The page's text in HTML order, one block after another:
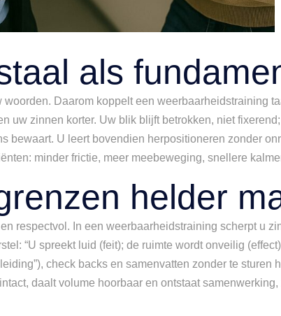
als
woorden. Daarom koppelt een weerbaarheidstraining
uw zinnen korter. Uw blik blijft betrokken, niet
bewaart. U leert bovendien herpositioneren zonder
minder frictie, meer meebeweging, snellere
helder
respectvol. In een weerbaarheidstraining scherpt u
“U spreekt luid (feit); de ruimte wordt onveilig
check backs en samenvatten zonder te
daalt volume hoorbaar en ontstaat